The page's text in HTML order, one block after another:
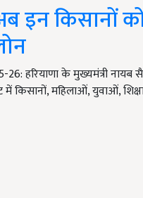
इन किसानों
हरियाणा के मुख्यमंत्री नायब
किसानों, महिलाओं, युवाओं,